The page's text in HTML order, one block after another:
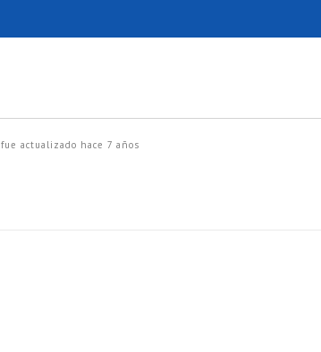
fue actualizado hace 7 años